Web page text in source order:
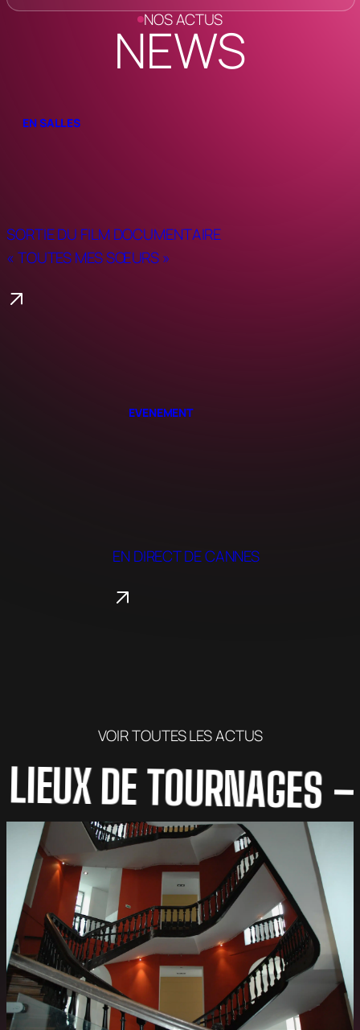
NOS ACTUS
NEWS
VOIR TOUTES LES ACTUS
EN SALLES
SORTIE DU FILM DOCUMENTAIRE
« TOUTES MES SŒURS »
EVENEMENT
EN DIRECT DE CANNES
DE TOURNAGES–